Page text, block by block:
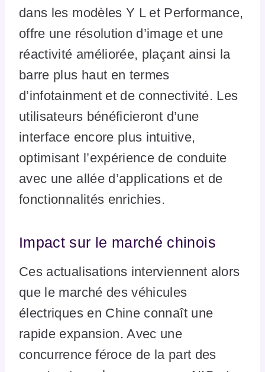
dans les modèles Y L et Performance,
offre une résolution d’image et une
réactivité améliorée, plaçant ainsi la
barre plus haut en termes
d’infotainment et de connectivité. Les
utilisateurs bénéficieront d’une
interface encore plus intuitive,
optimisant l’expérience de conduite
avec une allée d’applications et de
fonctionnalités enrichies.
Impact sur le marché chinois
Ces actualisations interviennent alors
que le marché des véhicules
électriques en Chine connaît une
rapide expansion. Avec une
concurrence féroce de la part des